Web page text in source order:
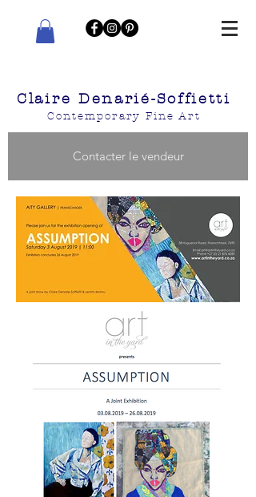
Claire Denarié-Soffietti
Contemporary Fine Art
Contacter le vendeur